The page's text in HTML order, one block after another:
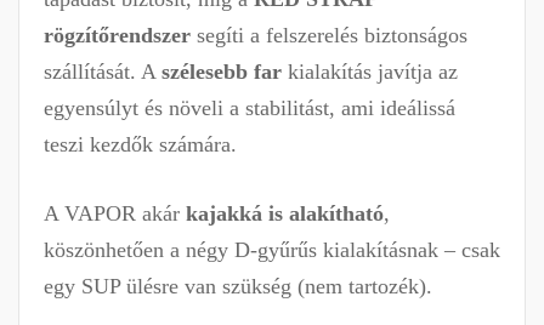
rögzítőrendszer segíti a felszerelés biztonságos
szállítását. A szélesebb far kialakítás javítja az
egyensúlyt és növeli a stabilitást, ami ideálissá
teszi kezdők számára.
A VAPOR akár kajakká is alakítható,
köszönhetően a négy D-gyűrűs kialakításnak – csak
egy SUP ülésre van szükség (nem tartozék).